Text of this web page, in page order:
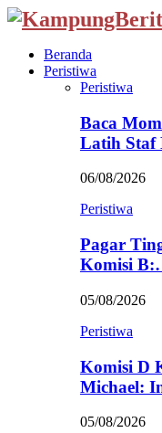
Beranda
Peristiwa
Peristiwa
Baca
Latih
06/08/2026
Peristiwa
Pagar
Komisi
05/08/2026
Peristiwa
Komisi D
Michael:
05/08/2026